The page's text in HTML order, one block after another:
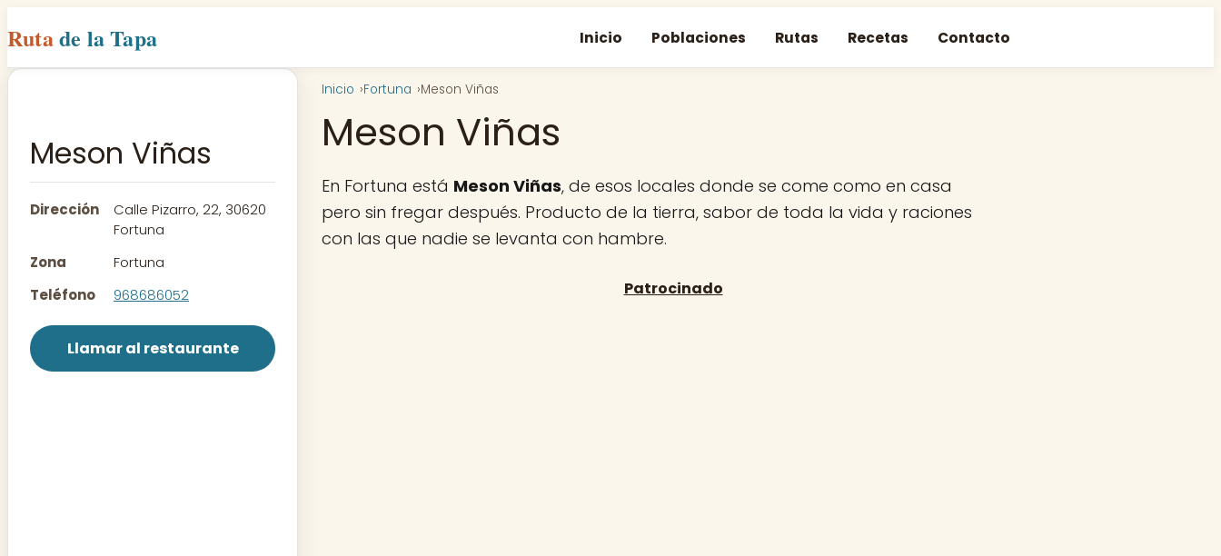
Rutade la Tapa Inicio Poblaciones Rutas Recetas Contacto
Meson Viñas
Dirección
Calle Pizarro, 22, 30620
Fortuna
Zona
Fortuna
Teléfono
968686052
Llamar al restaurante
Inicio Fortuna Meson Viñas
Meson Viñas
En Fortuna está Meson Viñas, de esos locales donde se come como en casa
pero sin fregar después. Producto de la tierra, sabor de toda la vida y raciones
con las que nadie se levanta con hambre.